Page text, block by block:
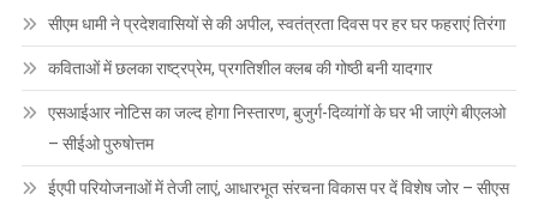
सीएम धामी ने प्रदेशवासियों से की अपील, स्वतंत्रता दिवस पर हर घर फहराएं तिरंगा
कविताओं में छलका राष्ट्रप्रेम, प्रगतिशील क्लब की गोष्ठी बनी यादगार
एसआईआर नोटिस का जल्द होगा निस्तारण, बुजुर्ग-दिव्यांगों के घर भी जाएंगे बीएलओ
– सीईओ पुरुषोत्तम
ईएपी परियोजनाओं में तेजी लाएं, आधारभूत संरचना विकास पर दें विशेष जोर – सीएस